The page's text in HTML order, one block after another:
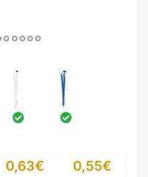
0,63€ 0,55€